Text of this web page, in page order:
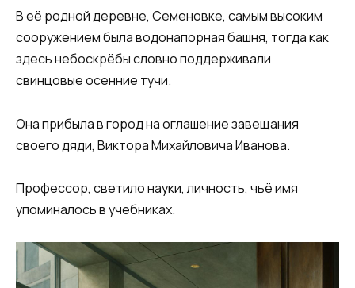
В её родной деревне, Семеновке, самым высоким
сооружением была водонапорная башня, тогда как
здесь небоскрёбы словно поддерживали
свинцовые осенние тучи.
Она прибыла в город на оглашение завещания
своего дяди, Виктора Михайловича Иванова.
Профессор, светило науки, личность, чьё имя
упоминалось в учебниках.